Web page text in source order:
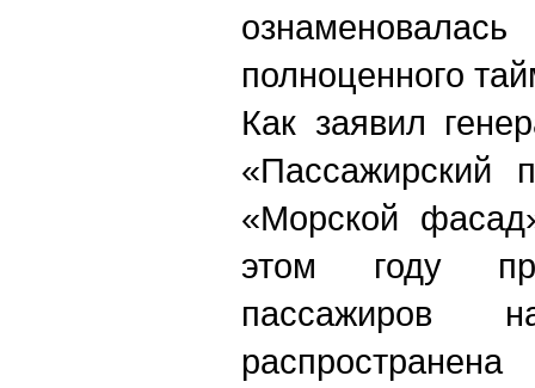
полноценного
Как заявил
«Пассажирский
«Морской
этом году
пассажиров